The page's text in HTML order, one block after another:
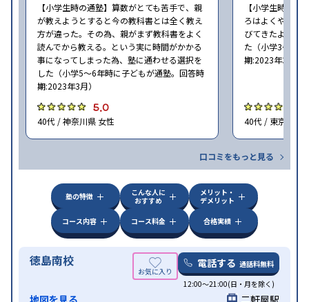
【小学生時の通塾】算数がとても苦手で、親
が教えようとすると今の教科書とは全く教え
方が違った。その為、親がまず教科書をよく
読んでから教える。という実に時間がかかる
事になってしまった為、塾に通わせる選択を
した（小学5〜6年時に子どもが通塾。回答時
期:2023年3月）
5.0
40代 / 神奈川県 女性
【小学生時の通
ろはよくやり方
びてきたようで
た（小学3〜6年
期:2023年3月）
40代 / 東京都 女
口コミをもっと見る
塾の特徴
こんな人に
おすすめ
メリット・
デメリット
コース内容
コース料金 合格実績
徳島南校 電話する 通話料無料
12:00～21:00(日・月を除く)
地図を見る 二軒屋駅